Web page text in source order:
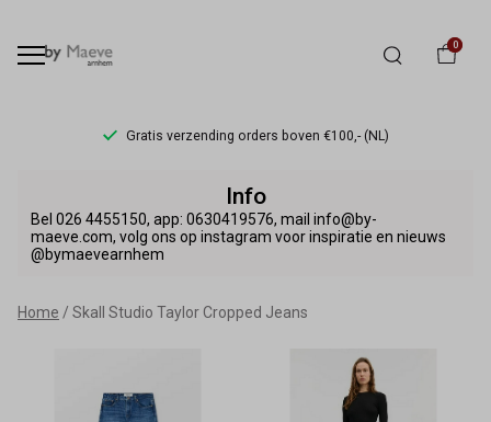
0
Gratis verzending orders boven €100,- (NL)
Studio
Taylor
Cropped
Info
Bel 026 4455150, app: 0630419576, mail info@by-
maeve.com, volg ons op instagram voor inspiratie en nieuws
@bymaevearnhem
Home Skall Studio Taylor Cropped Jeans